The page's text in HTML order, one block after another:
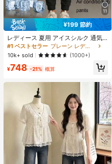
11
¥199 節約
レディース 夏用 アイスシルク 通気
性 ランニングパンツ、速乾 軽量 ス
ポーツパンツ ジッパーポケット & ウ
エストバンド付き フィットネス & ジ
ョギング用 ブラック、アスレジャー
#1 ベストセラー
プレーン レディースパンツ
10k+ sold
(1000+)
¥748 -21% 概算